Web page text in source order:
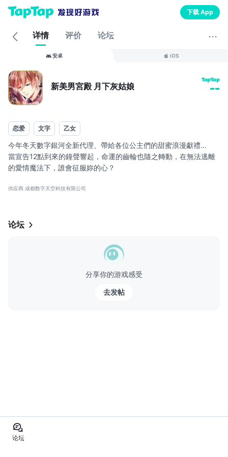
下载 App
详情 评价 论坛
安卓 iOS
新美男宮殿 月下灰姑娘 --
恋爱 文字 乙女
今年冬天數字銀河全新代理、帶給各位公主們的甜蜜浪漫獻禮…
當宣告12點到來的鐘聲響起，命運的齒輪也隨之轉動，在無法逃離
的愛情魔法下，誰會征服妳的心？
日本系列會員突破1200萬人、台港澳地區超過80萬玩家熱烈支持的
原本只是個平凡少女的妳，竟然成為了一國的公主……？！
在這個國家，每個女孩都有被指名為公主的資格，公主有權選出下
一任國王，而未來國王人選的關鍵鑰匙，竟然為妳所掌握...
供应商 成都数字天空科技有限公司
论坛
分享你的游戏感受
去发帖
论坛